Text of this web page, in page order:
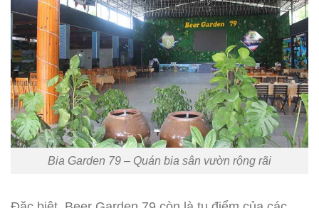
Bia Garden 79 – Quán bia sân vườn rộng rãi